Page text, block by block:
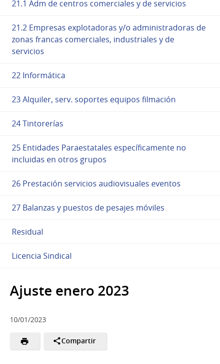
21.1 Adm de centros comerciales y de servicios
21.2 Empresas explotadoras y/o administradoras de
zonas francas comerciales, industriales y de
servicios
22 Informática
23 Alquiler, serv. soportes equipos filmación
24 Tintorerías
25 Entidades Paraestatales específicamente no
incluidas en otros grupos
26 Prestación servicios audiovisuales eventos
27 Balanzas y puestos de pesajes móviles
Residual
Licencia Sindical
Ajuste enero 2023
10/01/2023
Compartir